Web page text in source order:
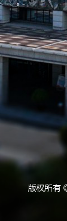
版权所有